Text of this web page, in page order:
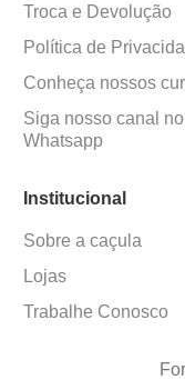
Troca e Devolução
Política de
Conheça nossos
Siga nosso canal no
Whatsapp
Institucional
Sobre a caçula
Lojas
Trabalhe Conosco